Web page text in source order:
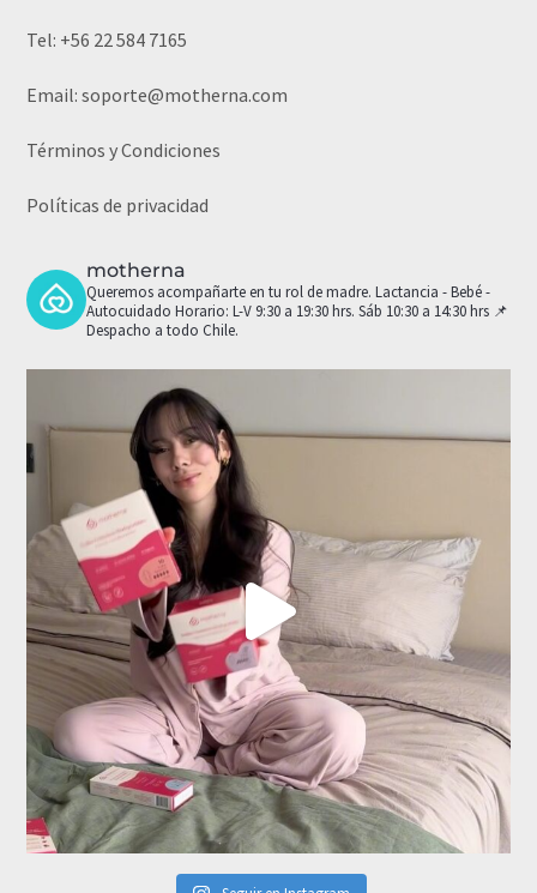
Tel: +56 22 584 7165
Email:soporte@motherna.com
Términos y Condiciones
Políticas de privacidad
motherna
Queremos acompañarte en tu rol de madre. Lactancia - Bebé -
Autocuidado Horario: L-V 9:30 a 19:30 hrs. Sáb 10:30 a 14:30 hrs 📌
Despacho a todo Chile.